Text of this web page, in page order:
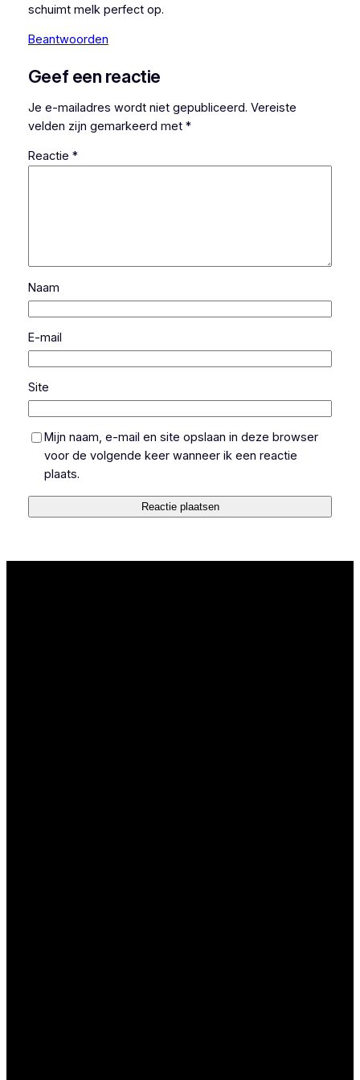
schuimt melk perfect op.
Beantwoorden
Geef een reactie
Je e-mailadres wordt niet gepubliceerd. Vereiste
velden zijn gemarkeerd met *
Reactie *
Naam
E-mail
Site
Mijn naam, e-mail en site opslaan in deze browser
voor de volgende keer wanneer ik een reactie
plaats.